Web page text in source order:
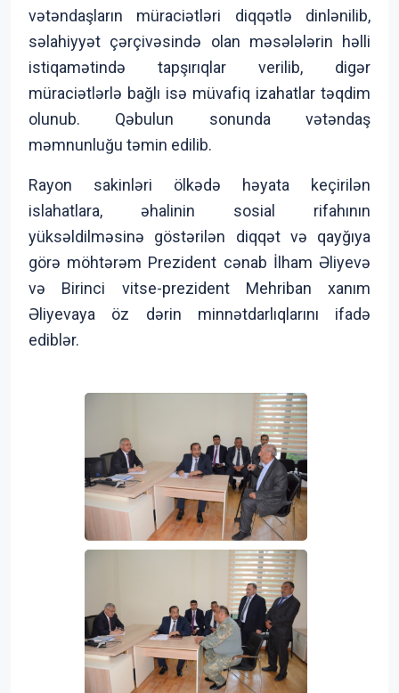
vətəndaşların müraciətləri diqqətlə dinlənilib,
səlahiyyət çərçivəsində olan məsələlərin həlli
istiqamətində tapşırıqlar verilib, digər
müraciətlərlə bağlı isə müvafiq izahatlar təqdim
olunub. Qəbulun sonunda vətəndaş
məmnunluğu təmin edilib.
Rayon sakinləri ölkədə həyata keçirilən
islahatlara, əhalinin sosial rifahının
yüksəldilməsinə göstərilən diqqət və qayğıya
görə möhtərəm Prezident cənab İlham Əliyevə
və Birinci vitse-prezident Mehriban xanım
Əliyevaya öz dərin minnətdarlıqlarını ifadə
ediblər.